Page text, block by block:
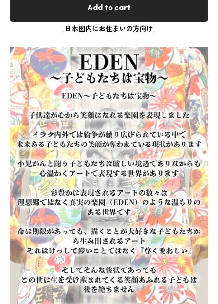
Add to cart
日本国内にお住まいの方向け